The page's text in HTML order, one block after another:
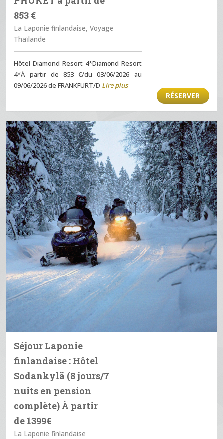
853 €
La Laponie finlandaise, Voyage
Thaïlande
Hôtel Diamond Resort 4*Diamond Resort
4*À partir de 853 €/du 03/06/2026 au
09/06/2026 de FRANKFURT/D Lire plus
RÉSERVER
Séjour Laponie
finlandaise : Hôtel
Sodankylä (8 jours/7
nuits en pension
complète) À partir
de 1399€
La Laponie finlandaise